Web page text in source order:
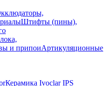
Штифты (пины),
и припоиАртикуляционные
Керамика Ivoclar IPS